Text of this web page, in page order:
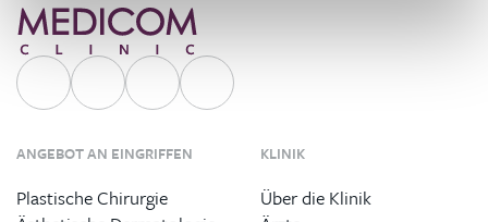
ANGEBOT AN EINGRIFFEN
Plastische Chirurgie
KLINIK
Über die Klinik